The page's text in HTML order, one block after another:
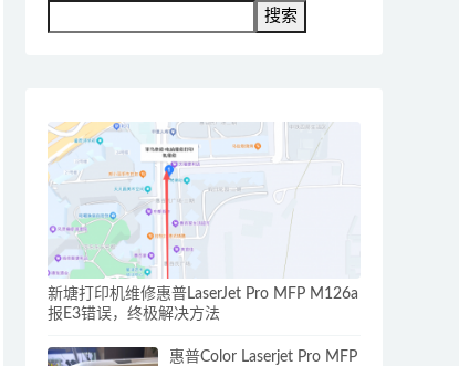
搜索
新塘打印机维修惠普LaserJet Pro MFP M126a
报E3错误，终极解决方法
惠普Color Laserjet Pro MFP